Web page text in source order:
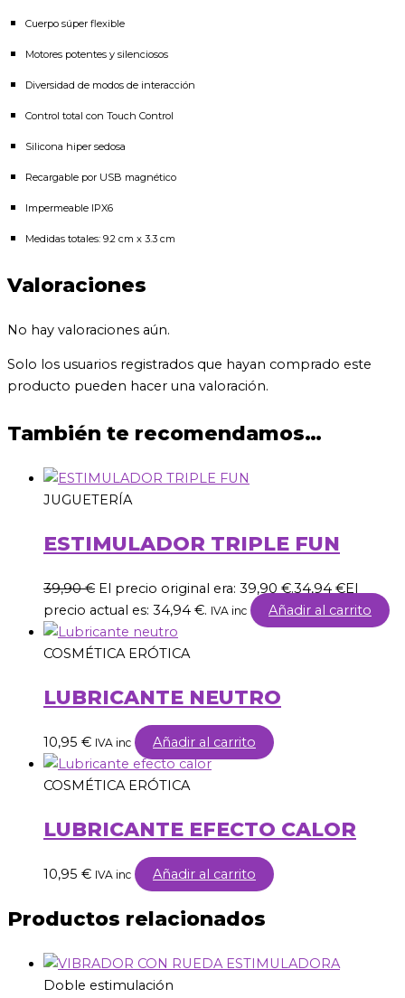
Cuerpo súper flexible
Motores potentes y silenciosos
Diversidad de modos de interacción
Control total con Touch Control
Silicona hiper sedosa
Recargable por USB magnético
Impermeable IPX6
Medidas totales: 9.2 cm x 3.3 cm
Valoraciones
No hay valoraciones aún.
Solo los usuarios registrados que hayan comprado este
producto pueden hacer una valoración.
También te recomendamos…
JUGUETERÍA
ESTIMULADOR TRIPLE FUN
39,90€ El precio original era: 39,90 €.34,94 €El
precio actual es: 34,94 €. IVA inc Añadir al carrito
COSMÉTICA ERÓTICA
LUBRICANTE NEUTRO
10,95 € IVA inc Añadir al carrito
COSMÉTICA ERÓTICA
LUBRICANTE EFECTO CALOR
10,95 € IVA inc Añadir al carrito
Productos relacionados
Doble estimulación